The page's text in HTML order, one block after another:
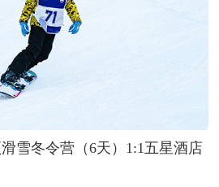
雪冬令营（6天）1:1五星酒店